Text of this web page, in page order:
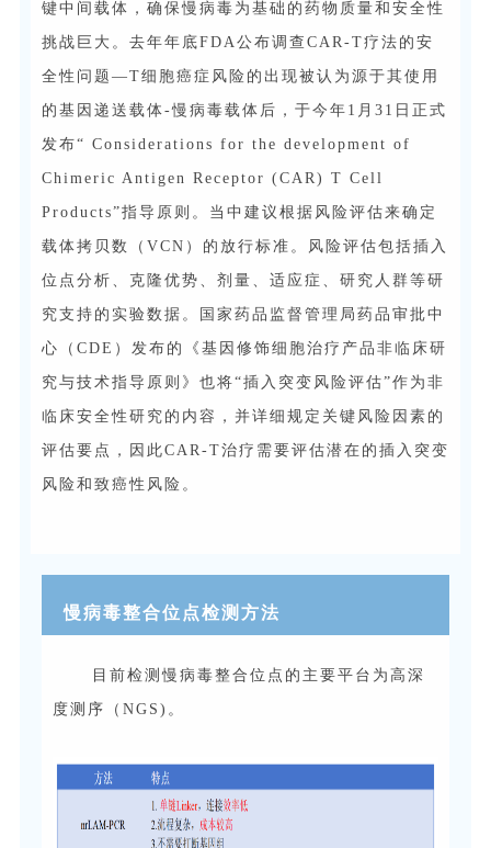
键中间载体，确保慢病毒为基础的药物质量和安全性
挑战巨大。去年年底FDA公布调查CAR-T疗法的安
全性问题—T细胞癌症风险的出现被认为源于其使用
的基因递送载体-慢病毒载体后，于今年1月31日正式
发布“ Considerations for the development of
Chimeric Antigen Receptor (CAR) T Cell
Products”指导原则。当中建议根据风险评估来确定
载体拷贝数（VCN）的放行标准。风险评估包括插入
位点分析、克隆优势、剂量、适应症、研究人群等研
究支持的实验数据。国家药品监督管理局药品审批中
心（CDE）发布的《基因修饰细胞治疗产品非临床研
究与技术指导原则》也将“插入突变风险评估”作为非
临床安全性研究的内容，并详细规定关键风险因素的
评估要点，因此CAR-T治疗需要评估潜在的插入突变
风险和致癌性风险。
慢病毒整合位点检测方法
目前检测慢病毒整合位点的主要平台为高深
度测序（NGS)。